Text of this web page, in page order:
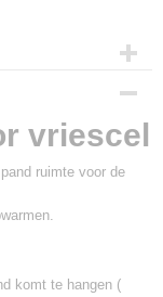
vriescel
ruimte voor de
komt te hangen (